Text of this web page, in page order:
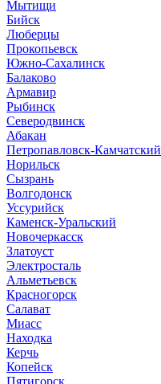
Мытищи
Бийск
Люберцы
Прокопьевск
Южно-Сахалинск
Балаково
Армавир
Рыбинск
Северодвинск
Абакан
Петропавловск-Камчатский
Норильск
Сызрань
Волгодонск
Уссурийск
Каменск-Уральский
Новочеркасск
Златоуст
Электросталь
Альметьевск
Красногорск
Салават
Миасс
Находка
Керчь
Копейск
Пятигорск